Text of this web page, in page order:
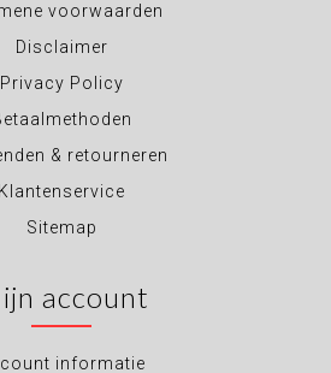
voorwaarden
Disclaimer
Privacy Policy
& retourneren
Klantenservice
Sitemap
account
informatie